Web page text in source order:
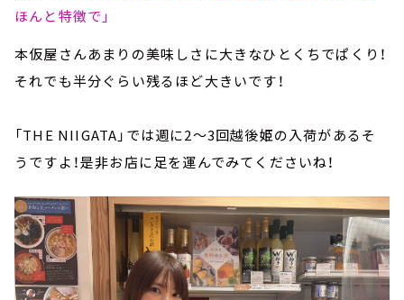
ほんと特徴で」
本仮屋さんあまりの美味しさに大きなひとくちでぱくり！
それでも半分ぐらい残るほど大きいです！
「THE NIIGATA」では週に2～3回越後姫の入荷があるそ
うですよ！是非お店に足を運んでみてくださいね！